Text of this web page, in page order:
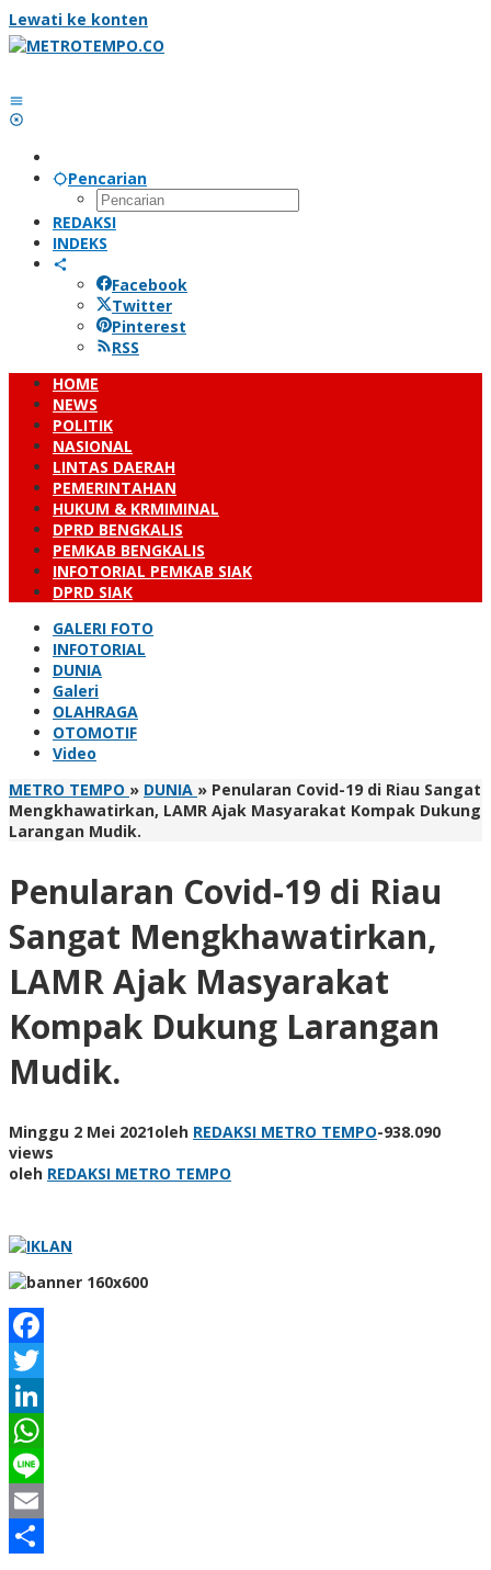
Lewati ke konten
Pencarian
REDAKSI
INDEKS
Facebook
Twitter
Pinterest
RSS
HOME
NEWS
POLITIK
NASIONAL
LINTAS DAERAH
PEMERINTAHAN
HUKUM & KRMIMINAL
DPRD BENGKALIS
PEMKAB BENGKALIS
INFOTORIAL PEMKAB SIAK
DPRD SIAK
GALERI FOTO
INFOTORIAL
DUNIA
Galeri
OLAHRAGA
OTOMOTIF
Video
METRO TEMPO » DUNIA » Penularan Covid-19 di Riau Sangat
Mengkhawatirkan, LAMR Ajak Masyarakat Kompak Dukung
Larangan Mudik.
Penularan Covid-19 di Riau
Sangat Mengkhawatirkan,
LAMR Ajak Masyarakat
Kompak Dukung Larangan
Mudik.
Minggu 2 Mei 2021oleh REDAKSI METRO TEMPO-938.090
views
oleh REDAKSI METRO TEMPO
Facebook
Twitter
LinkedIn
WhatsApp
Line
Email